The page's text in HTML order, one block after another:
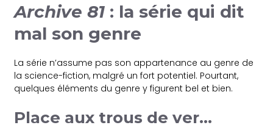
Archive 81 : la série qui dit
mal son genre
La série n’assume pas son appartenance au genre de
la science-fiction, malgré un fort potentiel. Pourtant,
quelques éléments du genre y figurent bel et bien.
Place aux trous de ver…